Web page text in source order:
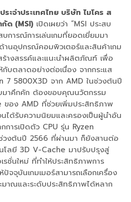
ะจำประเทศไทย บริษัท ไมโคร ส
ด (MSI) เปิดเผยว่า “MSI ประสบ
บการณ์การเล่นเกมที่ยอดเยี่ยมมา
านอุปกรณ์คอมพิวเตอร์และสินค้าเกม
างสรรค์และแนะนำผลิตภัณฑ์ เพื่อ
กับตลาดอย่างต่อเนื่อง จากกระแส
7 5800X3D จาก AMD ในช่วงต้นปี
มาคึกคัก ต้องขอบคุณนวัตกรรม
อง AMD ที่ช่วยเพิ่มประสิทธิภาพ
ได้รับความนิยมและครองเป็นผู้นำอัน
ารเปิดตัว CPU รุ่น Ryzen
วงต้นปี 2566 ที่ผ่านมา ก็ยังสานต่อ
โลยี 3D V-Cache มาปรับปรุงสู่
ชั่นใหม่ ที่ทำให้ประสิทธิภาพการ
จจุบันเกมเมอร์สามารถเลือกเครื่อง
าณและระดับประสิทธิภาพได้หลาก